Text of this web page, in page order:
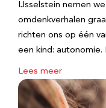
IJsselstein nemen
omdenkverhalen
richten ons op één
een kind:
Lees meer